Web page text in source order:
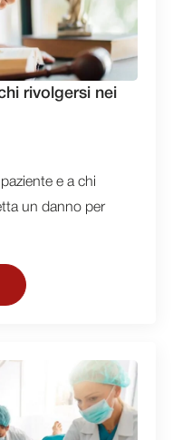
rivolgersi nei
e a chi
un danno per